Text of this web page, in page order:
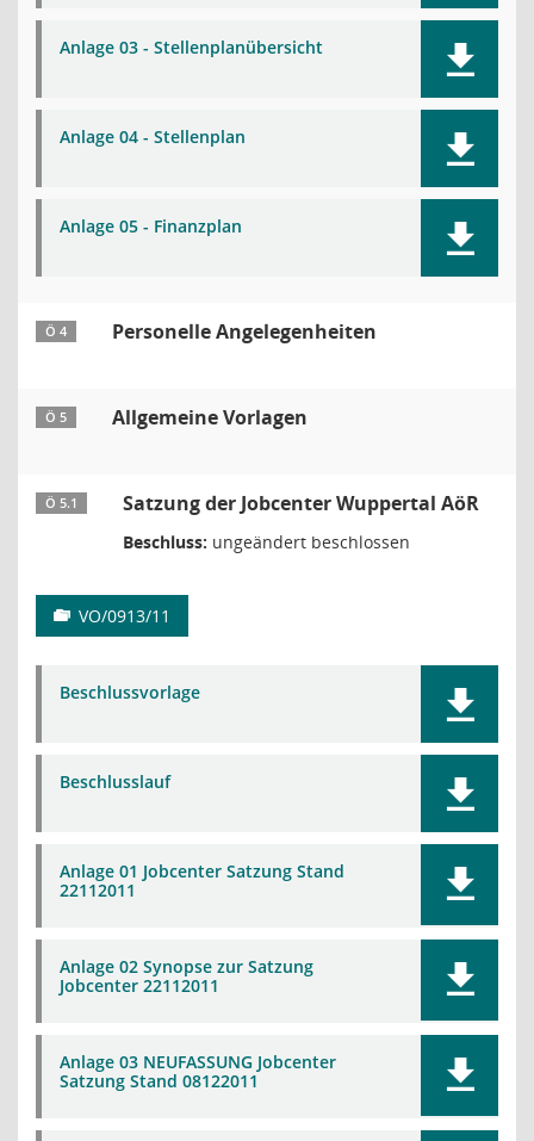
Anlage 03 - Stellenplanübersicht
Anlage 04 - Stellenplan
Anlage 05 - Finanzplan
Ö 4 Personelle Angelegenheiten
Ö 5 Allgemeine Vorlagen
Ö 5.1 Satzung der Jobcenter Wuppertal AöR
Beschluss: ungeändert beschlossen
VO/0913/11
Beschlussvorlage
Beschlusslauf
Anlage 01 Jobcenter Satzung Stand
22112011
Anlage 02 Synopse zur Satzung
Jobcenter 22112011
Anlage 03 NEUFASSUNG Jobcenter
Satzung Stand 08122011